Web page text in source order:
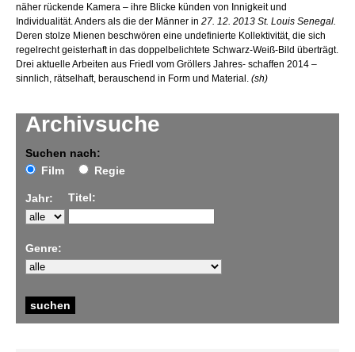
Archivsuche
Suchen nach:
Film
Regie
Jahr: Titel:
Genre:
näher rückende Kamera – ihre Blicke künden von Innigkeit und
Individualität. Anders als die der Männer in 27. 12. 2013 St. Louis Senegal.
Deren stolze Mienen beschwören eine undefinierte Kollektivität, die sich
regelrecht geisterhaft in das doppelbelichtete Schwarz-Weiß-Bild überträgt.
Drei aktuelle Arbeiten aus Friedl vom Gröllers Jahres- schaffen 2014 –
sinnlich, rätselhaft, berauschend in Form und Material. (sh)